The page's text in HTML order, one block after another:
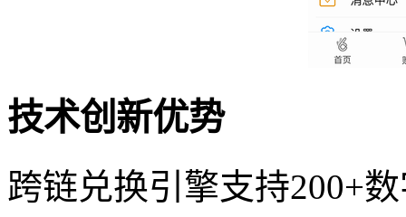
技术创新优势
跨链兑换引擎支持200+